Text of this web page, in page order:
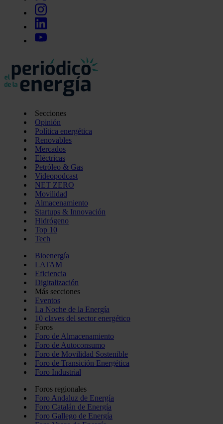
Secciones
Opinión
Política energética
Renovables
Mercados
Eléctricas
Petróleo & Gas
Videopodcast
NET ZERO
Movilidad
Almacenamiento
Startups & Innovación
Hidrógeno
Top 10
Tech
Bioenergía
LATAM
Eficiencia
Digitalización
Más secciones
Eventos
La Noche de la Energía
10 claves del sector energético
Foros
Foro de Almacenamiento
Foro de Autoconsumo
Foro de Movilidad Sostenible
Foro de Transición Energética
Foro Industrial
Foros regionales
Foro Andaluz de Energía
Foro Catalán de Energía
Foro Gallego de Energía